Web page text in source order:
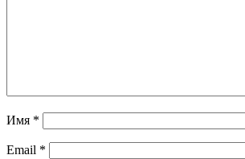
Имя *
Email *